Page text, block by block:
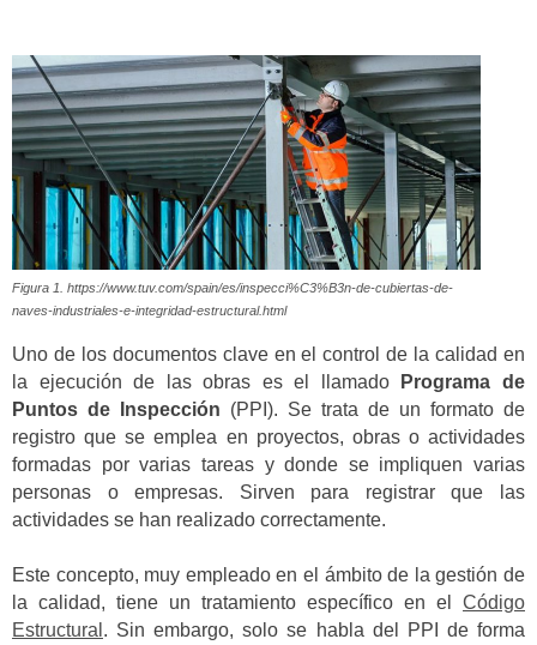
Figura 1. https://www.tuv.com/spain/es/inspecci%C3%B3n-de-cubiertas-de-
naves-industriales-e-integridad-estructural.html
Uno de los documentos clave en el control de la calidad en
la ejecución de las obras es el llamado
Programa de
Puntos de Inspección (PPI). Se trata de un formato de
registro que se emplea en proyectos, obras o actividades
formadas por varias tareas y donde se impliquen varias
personas o empresas. Sirven para registrar que las
actividades se han realizado correctamente.
Este concepto, muy empleado en el ámbito de la gestión de
la calidad, tiene un tratamiento específico en el Código
Estructural . Sin embargo, solo se habla del PPI de forma